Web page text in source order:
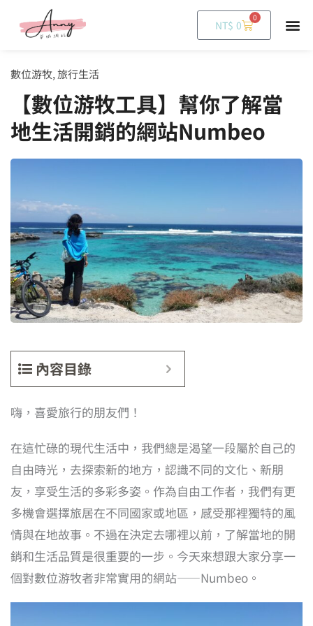
NT$ 0
0
購
物
數位游牧,旅行生活
【數位游牧工具】幫你了解當
地生活開銷的網站Numbeo
內容目錄
嗨，喜愛旅行的朋友們！
在這忙碌的現代生活中，我們總是渴望一段屬於自己的
自由時光，去探索新的地方，認識不同的文化、新朋
友，享受生活的多彩多姿。作為自由工作者，我們有更
多機會選擇旅居在不同國家或地區，感受那裡獨特的風
情與在地故事。不過在決定去哪裡以前，了解當地的開
銷和生活品質是很重要的一步。今天來想跟大家分享一
個對數位游牧者非常實用的網站——Numbeo。